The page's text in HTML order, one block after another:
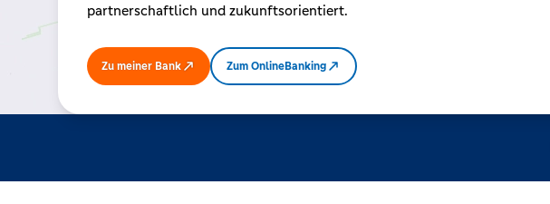
Immobilien
partnerschaftlich und zukunftsorientiert.
Zu meiner Bank Zum OnlineBanking